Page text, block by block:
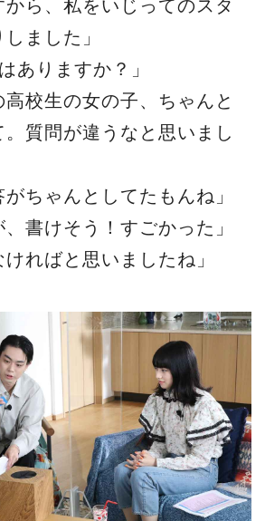
から、私をいじってのスタ
ました」
ありますか？」
校生の女の子、ちゃんと
。質問が違うなと思いまし
がちゃんとしてたもんね」
書けそう！すごかった」
ければと思いましたね」